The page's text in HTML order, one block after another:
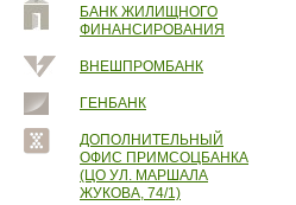
БАНК ЖИЛИЩНОГО
ФИНАНСИРОВАНИЯ
ВНЕШПРОМБАНК
ГЕНБАНК
ДОПОЛНИТЕЛЬНЫЙ
ОФИС ПРИМСОЦБАНКА
(ЦО УЛ. МАРШАЛА
ЖУКОВА, 74/1)